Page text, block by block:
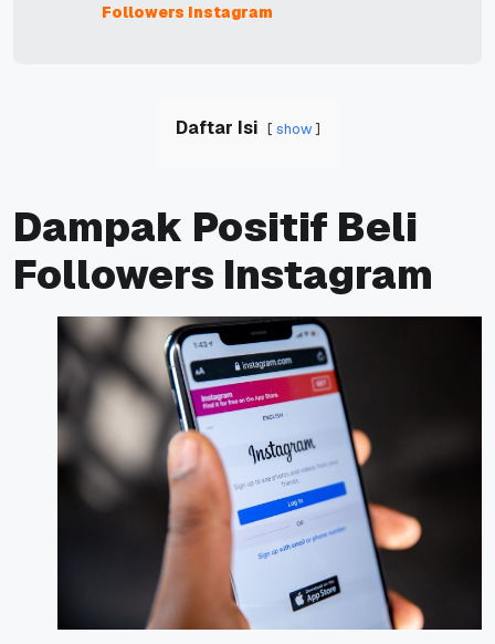
Followers Instagram
Daftar Isi show
Dampak Positif Beli
Followers Instagram